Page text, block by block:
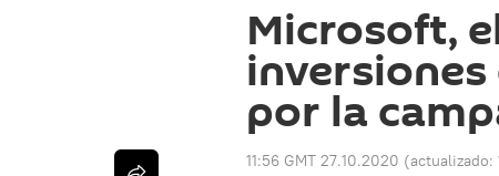
Microsoft,
por la
11:56 GMT 27.10.2020 (actualizado: